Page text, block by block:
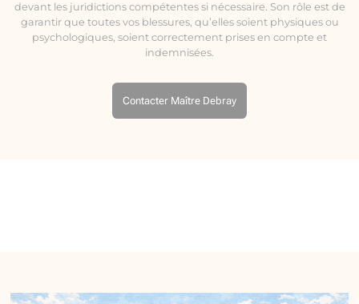
devant les juridictions compétentes si nécessaire. Son rôle est de
garantir que toutes vos blessures, qu’elles soient physiques ou
psychologiques, soient correctement prises en compte et
indemnisées.
Contacter Maître Debray